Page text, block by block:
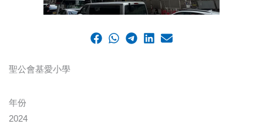
聖公會基愛小學
年份
2024